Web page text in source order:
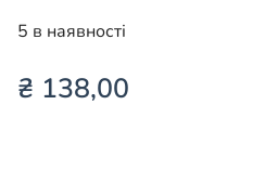
5 в наявності
₴ 138,00